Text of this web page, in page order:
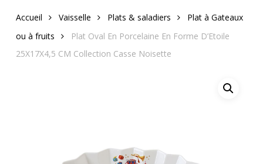
Accueil Vaisselle Plats & saladiers
Plat à Gateaux
ou à fruits
Plat Oval En Porcelaine En Forme D’Etoile
25X17X4,5 CM Collection Casse Noisette